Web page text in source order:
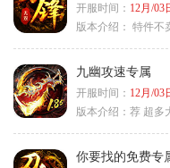
开服时间： 12月/03
版本介绍： 特件不
九幽攻速专属
开服时间： 12月/03
版本介绍： 荐 超多
你要找的免费专